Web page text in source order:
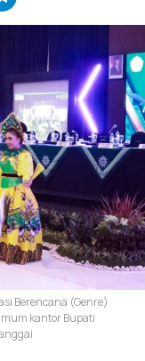
Berencana (Genre)
kantor Bupati